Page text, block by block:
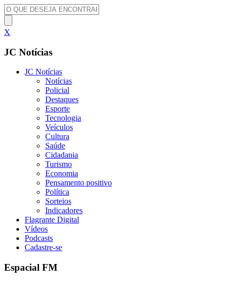
X
JC Notícias
JC Notícias
Notícias
Policial
Destaques
Esporte
Tecnologia
Veículos
Cultura
Saúde
Cidadania
Turismo
Economia
Pensamento positivo
Política
Sorteios
Indicadores
Flagrante Digital
Vídeos
Podcasts
Cadastre-se
Espacial FM